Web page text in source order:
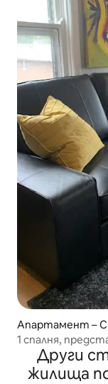
Апартамент –
1 спалня,
минути от
Други
жилища